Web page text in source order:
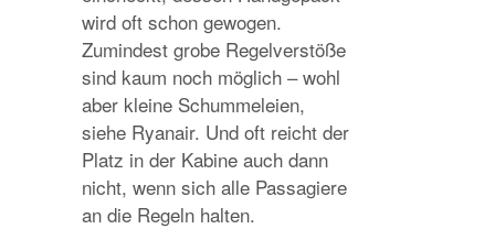
wird oft schon gewogen.
Zumindest grobe Regelverstöße
sind kaum noch möglich – wohl
aber kleine Schummeleien,
siehe Ryanair. Und oft reicht der
Platz in der Kabine auch dann
nicht, wenn sich alle Passagiere
an die Regeln halten.